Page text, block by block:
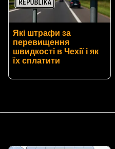
Які штрафи за
перевищення
швидкості в Чехії і як
їх сплатити